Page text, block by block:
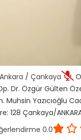
Ankara / Çankaya
Dr. Özgür Gülten
Muhsin Yazıcıoğlu
128 Çankaya/
0.0